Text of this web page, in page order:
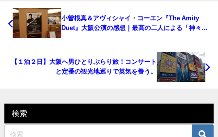
小曽根真＆アヴィシャイ・コーエン『The Amity
Duet』大阪公演の感想｜最高の二人による「神々の
【１泊２日】大阪へ男ひとりぶらり旅！コンサート
と定番の観光地巡りで英気を養う。
検索